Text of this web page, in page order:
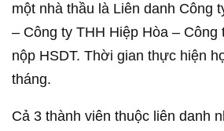
một nhà thầu là Liên danh Công
– Công ty THH Hiệp Hòa – Công
nộp HSDT. Thời gian thực hiện
tháng.
Cả 3 thành viên thuộc liên danh